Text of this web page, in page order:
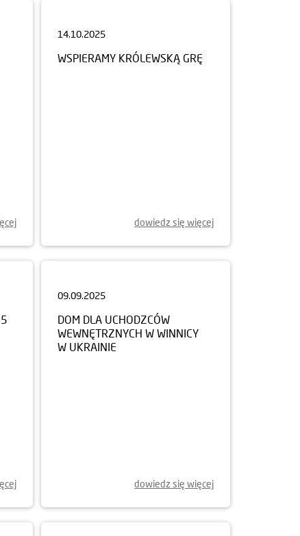
WSPIERAMY KRÓLEWSKĄ GRĘ
dowiedz się więcej
DOM DLA UCHODZCÓW
WEWNĘTRZNYCH W WINNICY
W UKRAINIE
dowiedz się więcej